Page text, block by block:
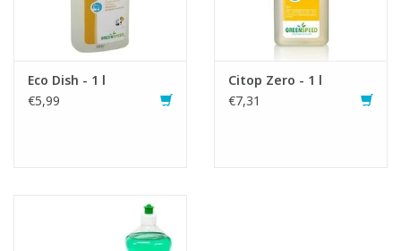
H319 Eye Irrit. 2: Provoque une sévère irritation des yeux.
SDS fiche
Eco Dish - 1 l
€5,99
Citop Zero - 1 l
€7,31